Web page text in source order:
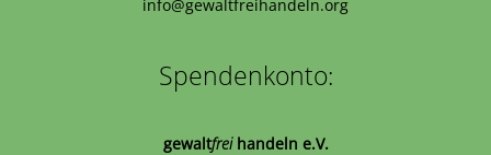
info@gewaltfreihandeln.org
Spendenkonto:
gewaltfreihandeln e.V.